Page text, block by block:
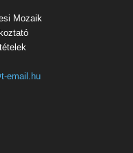
Mozaik
email.hu